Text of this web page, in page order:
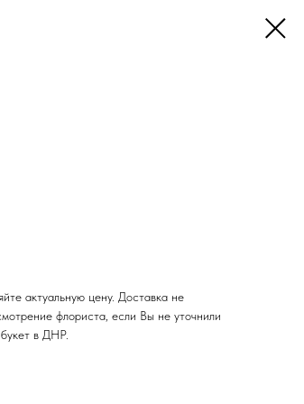
актуальную цену. Доставка не
флориста, если Вы не уточнили
в ДНР.